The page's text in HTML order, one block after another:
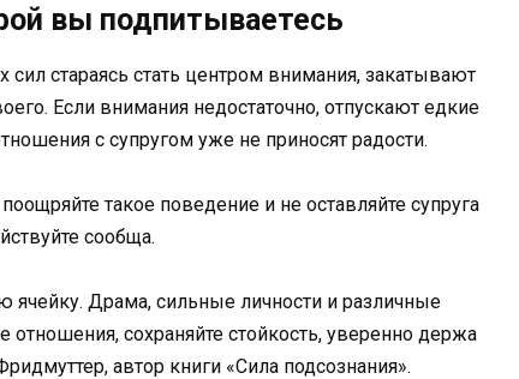
вы подпитываетесь
стараясь стать центром внимания, закатывают
Если внимания недостаточно, отпускают едкие
с супругом уже не приносят радости.
такое поведение и не оставляйте супруга
сообща.
Драма, сильные личности и различные
отношения, сохраняйте стойкость, уверенно держа
автор книги «Сила подсознания».